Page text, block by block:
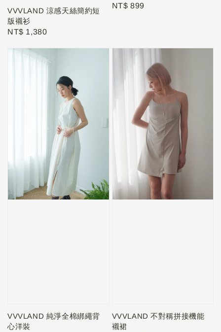
VVVLAND 涼感天絲簡約短
版襯衫
Regular
NT$ 1,380
Regular
NT$ 899
VVVLAND 純淨全棉綁繩背
心洋裝
VVVLAND 不對稱拼接機能
襯裙